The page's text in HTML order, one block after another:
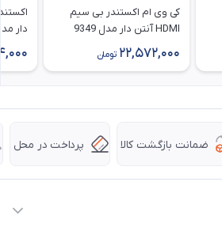
کی وی ام اکستندر بی سیم
HDMI آنتن دار مدل 9349
22,572,000 تومان
دار مدل 9348 طول
ضمانت بازگشت کالا پرداخت در محل